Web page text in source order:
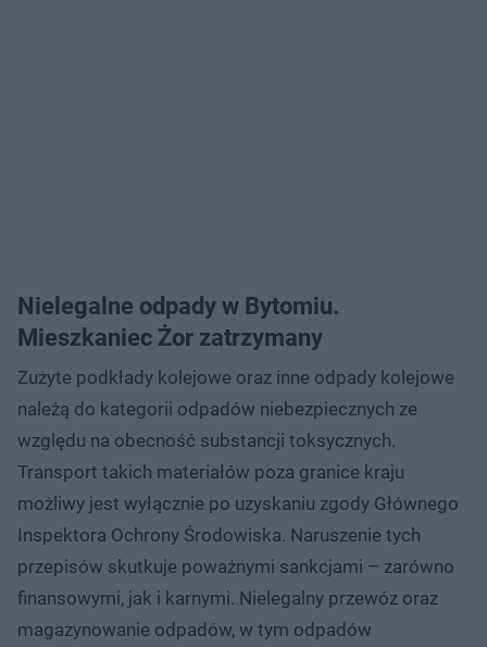
Nielegalne odpady w Bytomiu.
Mieszkaniec Żor zatrzymany
Zużyte podkłady kolejowe oraz inne odpady kolejowe
należą do kategorii odpadów niebezpiecznych ze
względu na obecność substancji toksycznych.
Transport takich materiałów poza granice kraju
możliwy jest wyłącznie po uzyskaniu zgody Głównego
Inspektora Ochrony Środowiska. Naruszenie tych
przepisów skutkuje poważnymi sankcjami – zarówno
finansowymi, jak i karnymi. Nielegalny przewóz oraz
magazynowanie odpadów, w tym odpadów